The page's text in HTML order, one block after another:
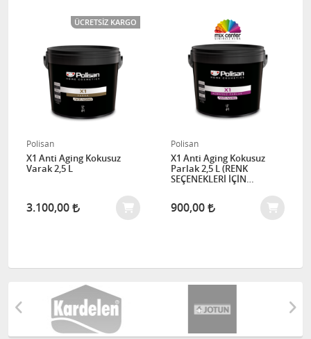
ÜCRETSIZ KARGO
Polisan
X1 Anti Aging Kokusuz
Varak 2,5 L
3.100,00
Polisan
X1 Anti Aging Kokusuz
Parlak 2,5 L (RENK
SEÇENEKLERİ İÇİN
900,00